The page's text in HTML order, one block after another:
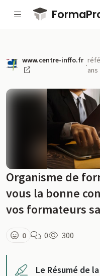
Passer au contenu principal
www.centre-inffo.fr
·
ans
Organisme de
vous la bonne
vos formateurs
0 0 300
Le Résumé de